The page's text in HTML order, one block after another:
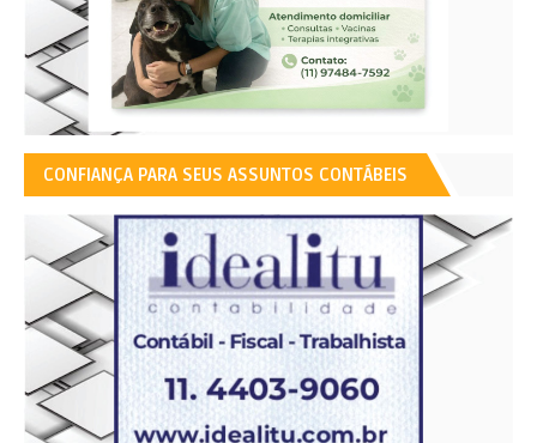
CONFIANÇA PARA SEUS ASSUNTOS CONTÁBEIS